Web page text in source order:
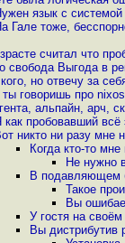
язык с
Гале тоже,
считал что
свобода Выгода в
но отвечу за
говоришь про
альпайн, арч,
как пробовавший
никто ни разу мне
Когда кто-то
Не нужно
В подавляющем
Такое
Вы
У гостя на
Вы дистрибутив